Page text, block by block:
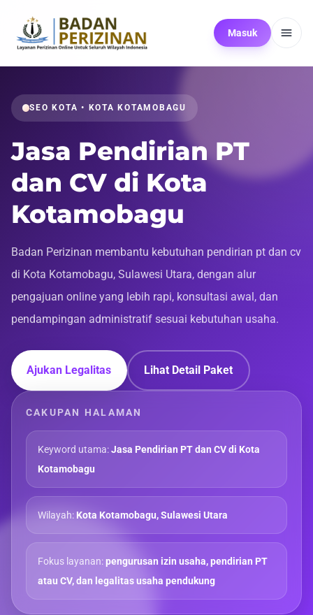
Masuk
SEO KOTA • KOTA KOTAMOBAGU
Jasa Pendirian PT
dan CV di Kota
Kotamobagu
Badan Perizinan membantu kebutuhan pendirian pt dan cv
di Kota Kotamobagu, Sulawesi Utara, dengan alur
pengajuan online yang lebih rapi, konsultasi awal, dan
pendampingan administratif sesuai kebutuhan usaha.
Ajukan Legalitas Lihat Detail Paket
CAKUPAN HALAMAN
Keyword utama:Jasa Pendirian PT dan CV di Kota
Kotamobagu
Wilayah:Kota Kotamobagu, Sulawesi Utara
Fokus layanan:pengurusan izin usaha, pendirian PT
atau CV, dan legalitas usaha pendukung